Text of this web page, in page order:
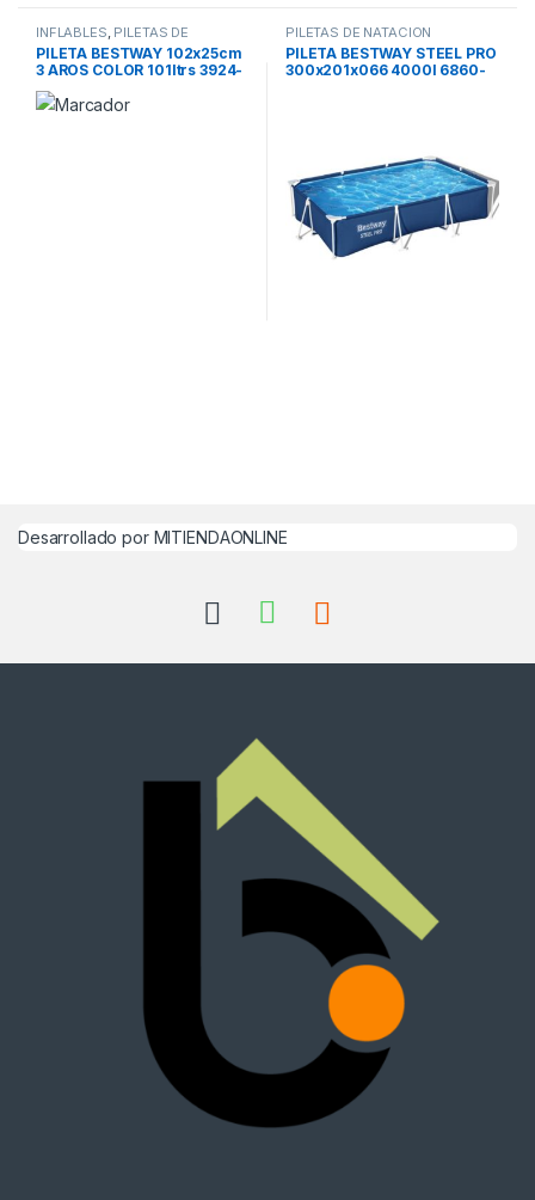
INFLABLES PILETAS DE
NATACION
PILETA BESTWAY 102x25cm
3 AROS COLOR 101ltrs 3924-
51024
PILETAS DE NATACION
PILETA BESTWAY STEEL PRO
300x201x066 4000l 6860-
Desarrollado por MITIENDAONLINE